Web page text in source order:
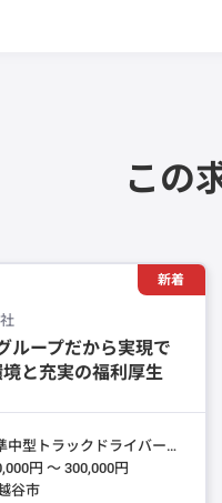
この
新着
ループだから実現で
と充実の福利厚生
中型トラックドライバー
円 〜 300,000円
谷市